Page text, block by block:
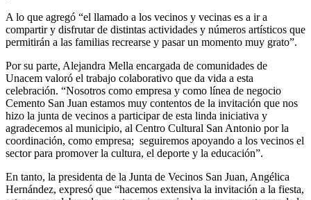
A lo que agregó “el llamado a los vecinos y vecinas es a ir a
compartir y disfrutar de distintas actividades y números artísticos que
permitirán a las familias recrearse y pasar un momento muy grato”.
Por su parte, Alejandra Mella encargada de comunidades de
Unacem valoró el trabajo colaborativo que da vida a esta
celebración. “Nosotros como empresa y como línea de negocio
Cemento San Juan estamos muy contentos de la invitación que nos
hizo la junta de vecinos a participar de esta linda iniciativa y
agradecemos al municipio, al Centro Cultural San Antonio por la
coordinación, como empresa; seguiremos apoyando a los vecinos el
sector para promover la cultura, el deporte y la educación”.
En tanto, la presidenta de la Junta de Vecinos San Juan, Angélica
Hernández, expresó que “hacemos extensiva la invitación a la fiesta,